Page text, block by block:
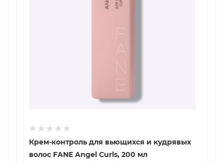
Крем-контроль для вьющихся и кудрявых
волос FANE Angel Curls, 200 мл